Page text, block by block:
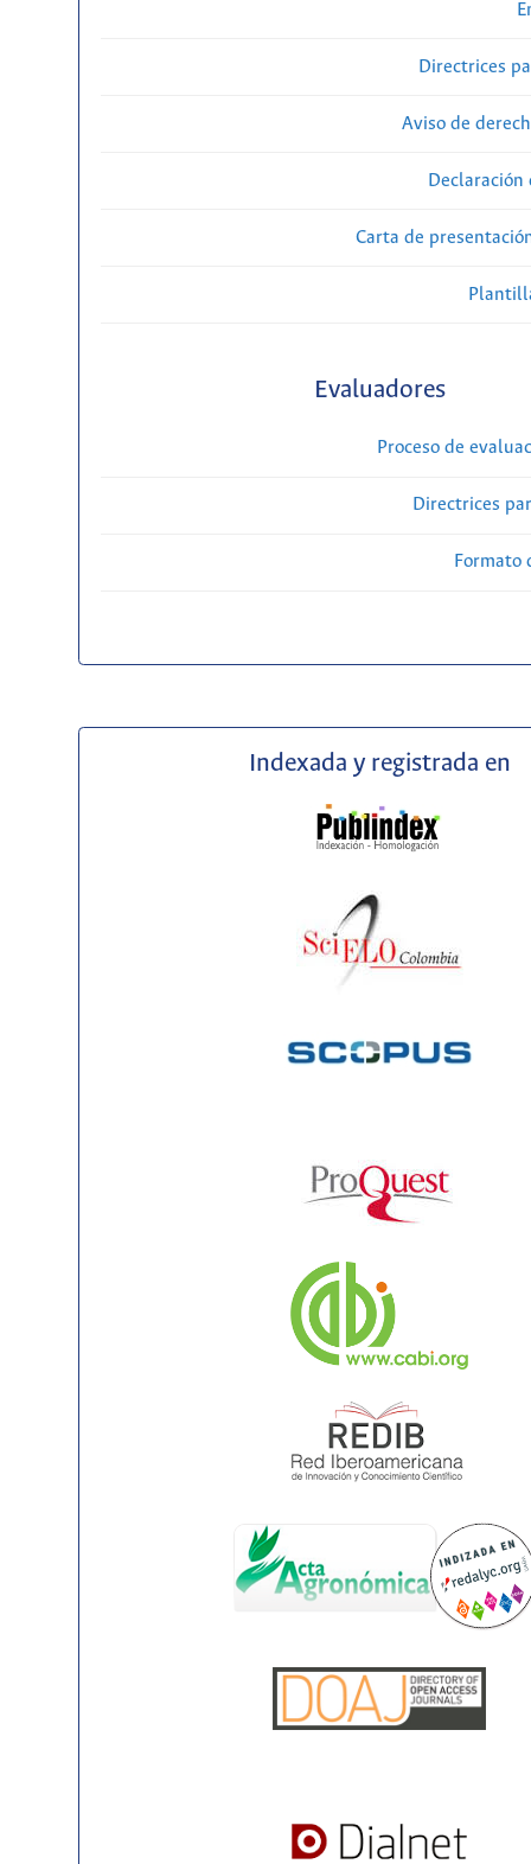
Directrices
Aviso de
Carta de
Evaluadores
Proceso de
Directrices
Formato
Indexada y registrada en